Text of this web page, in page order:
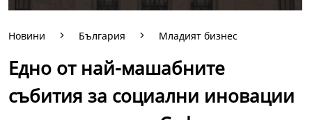
Новини България Младият бизнес
Едно от най-машабните
събития за социални иновации